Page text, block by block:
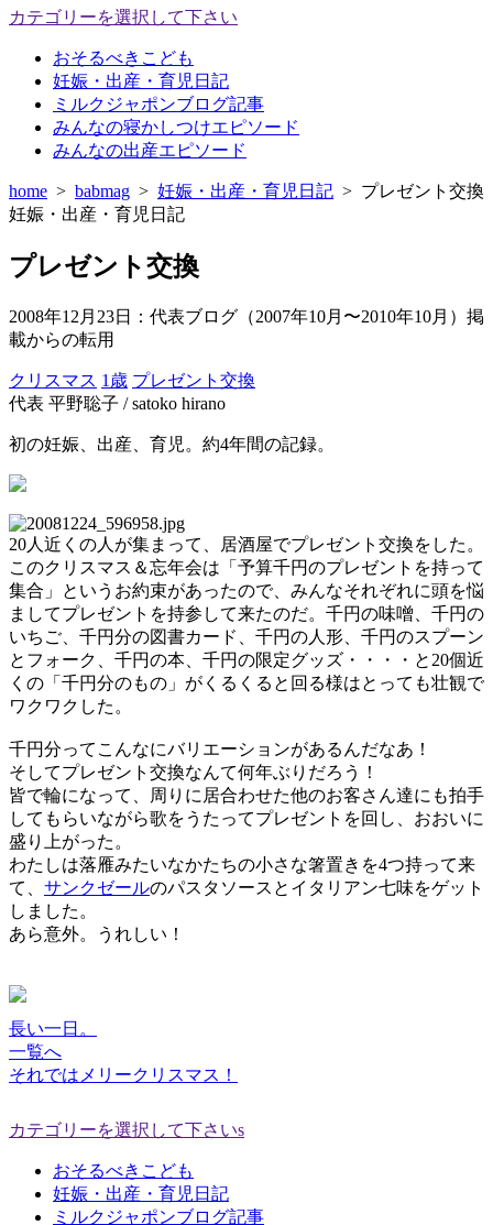
カテゴリーを選択して下さい
おそるべきこども
妊娠・出産・育児日記
ミルクジャポンブログ記事
みんなの寝かしつけエピソード
みんなの出産エピソード
home > babmag > 妊娠・出産・育児日記 > プレゼント交換
妊娠・出産・育児日記
プレゼント交換
2008年12月23日
：代表ブログ（2007年10月〜2010年10月）掲
載からの転用
クリスマス 1歳 プレゼント交換
代表 平野聡子 / satoko hirano
初の妊娠、出産、育児。約4年間の記録。
20人近くの人が集まって、居酒屋でプレゼント交換をした。
このクリスマス＆忘年会は「予算千円のプレゼントを持って
集合」というお約束があったので、みんなそれぞれに頭を悩
ましてプレゼントを持参して来たのだ。千円の味噌、千円の
いちご、千円分の図書カード、千円の人形、千円のスプーン
とフォーク、千円の本、千円の限定グッズ・・・・と20個近
くの「千円分のもの」がくるくると回る様はとっても壮観で
ワクワクした。
千円分ってこんなにバリエーションがあるんだなあ！
そしてプレゼント交換なんて何年ぶりだろう！
皆で輪になって、周りに居合わせた他のお客さん達にも拍手
してもらいながら歌をうたってプレゼントを回し、おおいに
盛り上がった。
わたしは落雁みたいなかたちの小さな箸置きを4つ持って来
て、 サンクゼールのパスタソースとイタリアン七味をゲット
しました。
あら意外。うれしい！
長い一日。
一覧へ
それではメリークリスマス！
カテゴリーを選択して下さいs
おそるべきこども
妊娠・出産・育児日記
ミルクジャポンブログ記事